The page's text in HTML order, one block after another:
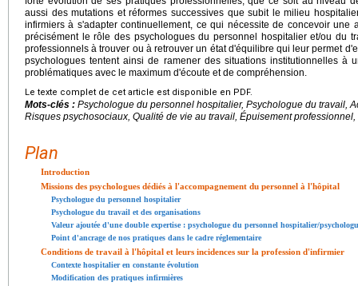
aussi des mutations et réformes successives que subit le milieu
infirmiers à s'adapter continuellement, ce qui nécessite de concevoir une
précisément le rôle des psychologues du personnel hospitalier et/ou du
professionnels à trouver ou à retrouver un état d'équilibre qui leur permet
psychologues tentent ainsi de ramener des situations institutionnelles à
problématiques avec le maximum d'écoute et de compréhension.
Le texte complet de cet article est disponible en PDF.
Mots-clés : Psychologue du personnel hospitalier, Psychologue du travail,
Risques psychosociaux, Qualité de vie au travail, Épuisement
Plan
Introduction
Missions des psychologues dédiés à l'accompagnement du personnel à l'hôpital
Psychologue du personnel hospitalier
Psychologue du travail et des organisations
Valeur ajoutée d'une double expertise : psychologue du personnel hospitalier/
Point d'ancrage de nos pratiques dans le cadre réglementaire
Conditions de travail à l'hôpital et leurs incidences sur la profession d'infirmier
Contexte hospitalier en constante évolution
Modification des pratiques infirmières